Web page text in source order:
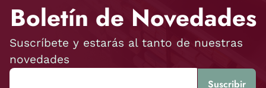
Boletín de Novedades
Suscríbete y estarás al tanto de nuestras
novedades